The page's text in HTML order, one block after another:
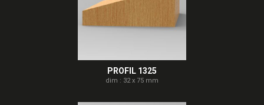
PROFIL 1325
dim : 32 x 75 mm